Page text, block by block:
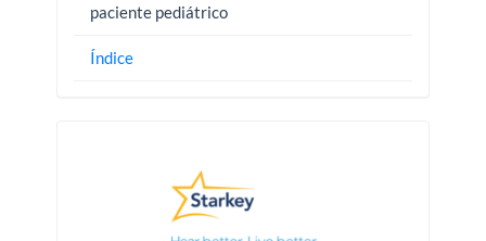
paciente pediátrico
Índice